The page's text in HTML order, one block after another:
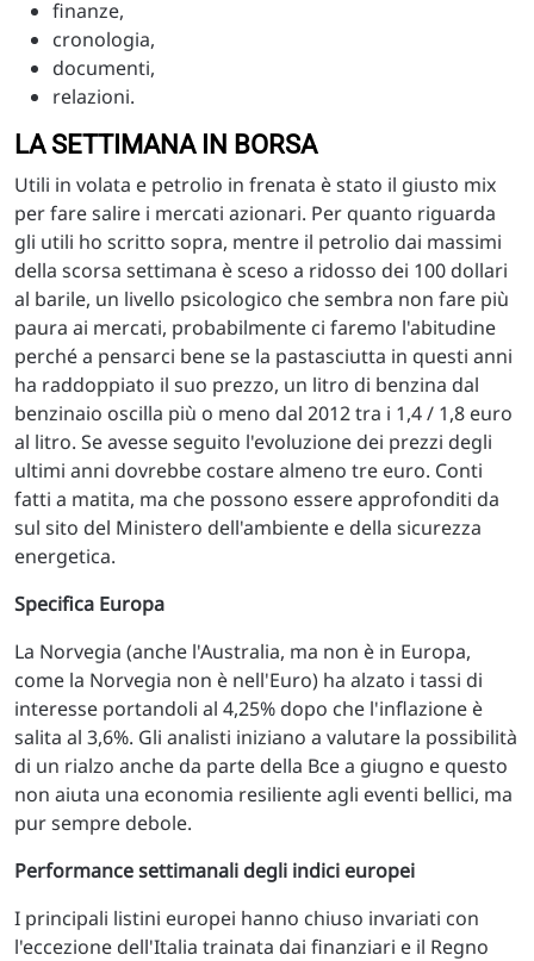
finanze,
cronologia,
documenti,
relazioni.
LA SETTIMANA IN BORSA
Utili in volata e petrolio in frenata è stato il giusto mix
per fare salire i mercati azionari. Per quanto riguarda
gli utili ho scritto sopra, mentre il petrolio dai massimi
della scorsa settimana è sceso a ridosso dei 100 dollari
al barile, un livello psicologico che sembra non fare più
paura ai mercati, probabilmente ci faremo l'abitudine
perché a pensarci bene se la pastasciutta in questi anni
ha raddoppiato il suo prezzo, un litro di benzina dal
benzinaio oscilla più o meno dal 2012 tra i 1,4 / 1,8 euro
al litro. Se avesse seguito l'evoluzione dei prezzi degli
ultimi anni dovrebbe costare almeno tre euro. Conti
fatti a matita, ma che possono essere approfonditi da
sul sito del Ministero dell'ambiente e della sicurezza
energetica.
Specifica Europa
La Norvegia (anche l'Australia, ma non è in Europa,
come la Norvegia non è nell'Euro) ha alzato i tassi di
interesse portandoli al 4,25% dopo che l'inflazione è
salita al 3,6%. Gli analisti iniziano a valutare la possibilità
di un rialzo anche da parte della Bce a giugno e questo
non aiuta una economia resiliente agli eventi bellici, ma
pur sempre debole.
Performance settimanali degli indici europei
I principali listini europei hanno chiuso invariati con
l'eccezione dell'Italia trainata dai finanziari e il Regno